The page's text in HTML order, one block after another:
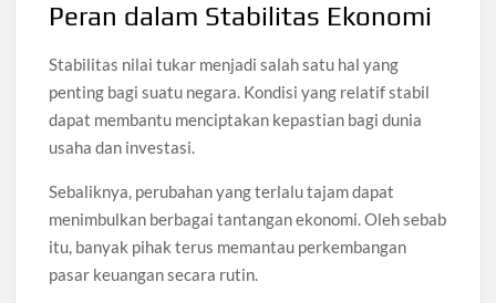
Peran dalam Stabilitas Ekonomi
Stabilitas nilai tukar menjadi salah satu hal yang
penting bagi suatu negara. Kondisi yang relatif stabil
dapat membantu menciptakan kepastian bagi dunia
usaha dan investasi.
Sebaliknya, perubahan yang terlalu tajam dapat
menimbulkan berbagai tantangan ekonomi. Oleh sebab
itu, banyak pihak terus memantau perkembangan
pasar keuangan secara rutin.